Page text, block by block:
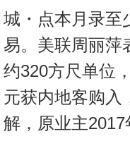
地
产
新
闻
数
据
城・点本月录至
易。美联周丽萍
约320方尺单位
元获内地客购入
解，原业主2017